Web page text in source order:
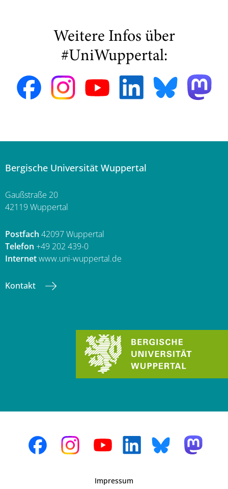
Weitere Infos über
#UniWuppertal:
Bergische Universität Wuppertal
Gaußstraße 20
42119 Wuppertal
Postfach 42097 Wuppertal
Telefon +49 202 439-0
Internetwww.uni-wuppertal.de
Kontakt
Impressum